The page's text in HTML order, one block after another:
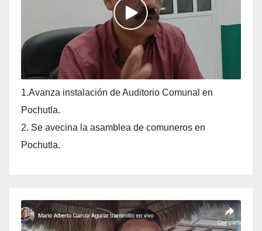
1.Avanza instalación de Auditorio Comunal en
Pochutla.
2. Se avecina la asamblea de comuneros en
Pochutla.